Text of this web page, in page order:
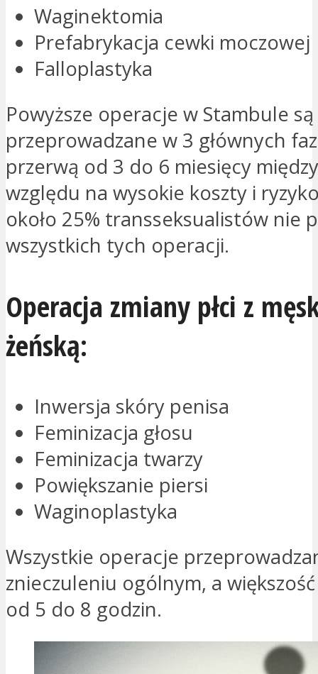
Waginektomia
Prefabrykacja cewki moczowej
Falloplastyka
Powyższe operacje w Stambule są
przeprowadzane w 3 głównych
przerwą od 3 do 6 miesięcy
względu na wysokie koszty i
około 25% transseksualistów nie
wszystkich tych operacji.
Operacja zmiany płci z
żeńską:
Inwersja skóry penisa
Feminizacja głosu
Feminizacja twarzy
Powiększanie piersi
Waginoplastyka
Wszystkie operacje
znieczuleniu ogólnym, a
od 5 do 8 godzin.